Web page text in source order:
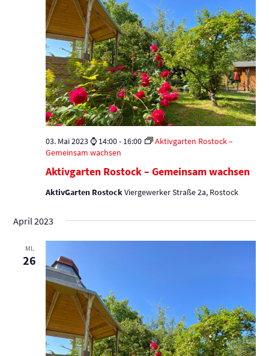
Aktivgarten Rostock – Gemeinsam wachsen
03. Mai 2023 ⌚ 14:00- 16:00
Aktivgarten Rostock –
Gemeinsam wachsen
AktivGarten RostockViergewerker Straße 2a, Rostock
April 2023
MI.
26